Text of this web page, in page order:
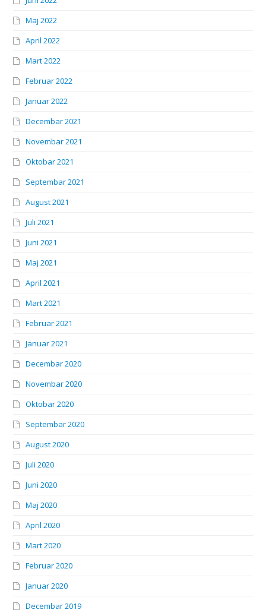
Maj 2022
April 2022
Mart 2022
Februar 2022
Januar 2022
Decembar 2021
Novembar 2021
Oktobar 2021
Septembar 2021
August 2021
Juli 2021
Juni 2021
Maj 2021
April 2021
Mart 2021
Februar 2021
Januar 2021
Decembar 2020
Novembar 2020
Oktobar 2020
Septembar 2020
August 2020
Juli 2020
Juni 2020
Maj 2020
April 2020
Mart 2020
Februar 2020
Januar 2020
Decembar 2019